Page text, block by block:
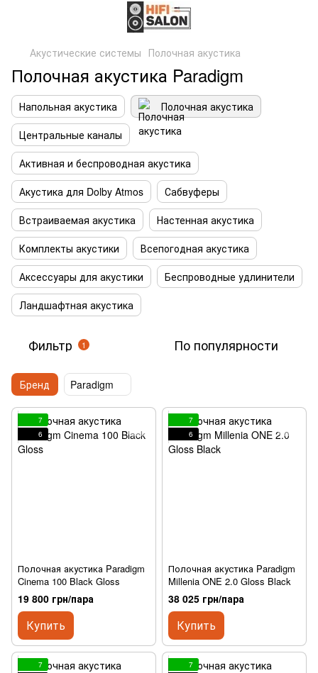
Акустические системы Полочная акустика
Полочная акустика Paradigm
Напольная акустика
Полочная акустика
Центральные каналы
Активная и беспроводная акустика
Акустика для Dolby Atmos
Сабвуферы
Встраиваемая акустика
Настенная акустика
Комплекты акустики
Всепогодная акустика
Аксессуары для акустики
Беспроводные удлинители
Ландшафтная акустика
Фильтр 1 По популярности
Бренд Paradigm
7
6
Полочная акустика Paradigm
Cinema 100 Black Gloss
19 800 грн/пара
Купить
7
6
Полочная акустика Paradigm
Millenia ONE 2.0 Gloss Black
38 025 грн/пара
Купить
7
7